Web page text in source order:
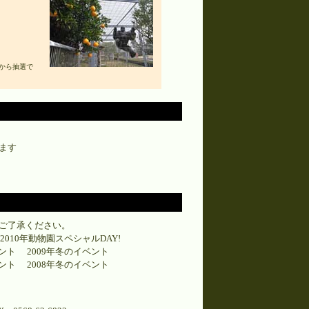
ら抽選で
す
了承ください。
2010年動物園スペシャルDAY!
ト
2009年冬のイベント
ト
2008年冬のイベント